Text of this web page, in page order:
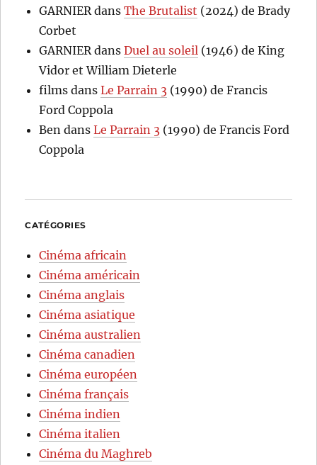
GARNIERdansThe Brutalist (2024) de Brady
Corbet
GARNIERdansDuel au soleil (1946) de King
Vidor et William Dieterle
films dansLe Parrain 3 (1990) de Francis
Ford Coppola
Ben dansLe Parrain 3 (1990) de Francis Ford
Coppola
CATÉGORIES
Cinéma africain
Cinéma américain
Cinéma anglais
Cinéma asiatique
Cinéma australien
Cinéma canadien
Cinéma européen
Cinéma français
Cinéma indien
Cinéma italien
Cinéma du Maghreb